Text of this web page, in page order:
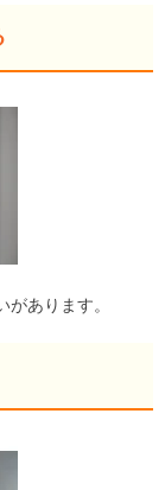
あります。